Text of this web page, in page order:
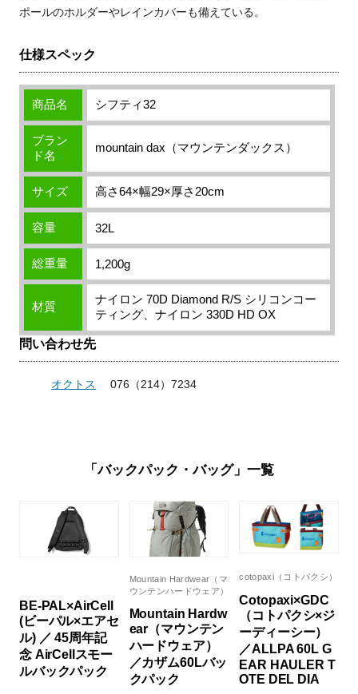
ポールのホルダーやレインカバーも備えている。
仕様スペック
商品名 シフティ32
ブラン
ド名
mountain dax（マウンテンダックス）
サイズ 高さ64×幅29×厚さ20cm
容量 32L
総重量 1,200g
材質
ナイロン 70D Diamond R/S シリコンコー
ティング、ナイロン 330D HD OX
問い合わせ先
オクトス 076（214）7234
「バックパック・バッグ」一覧
BE-PAL×AirCell
(ビーパル×エアセ
ル) ／ 45周年記
念 AirCellスモー
ルバックパック
Mountain Hardwear（マ
ウンテンハードウェア）
Mountain Hardw
ear（マウンテン
ハードウェア）
／カザム60Lバッ
クパック
cotopaxi（コトパクシ）
Cotopaxi×GDC
（コトパクシ×ジ
ーディーシー）
／ALLPA 60L G
EAR HAULER T
OTE DEL DIA